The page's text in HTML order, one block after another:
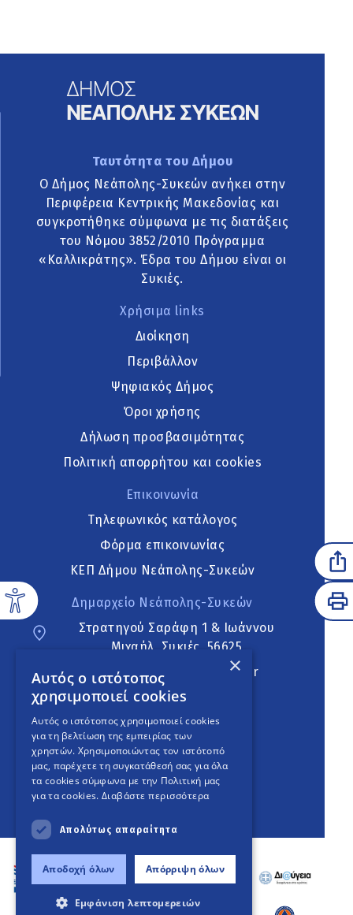
Ταυτότητα του Δήμου
Ο Δήμος Νεάπολης-Συκεών ανήκει στην
Περιφέρεια Κεντρικής Μακεδονίας και
συγκροτήθηκε σύμφωνα με τις διατάξεις
του Νόμου 3852/2010 Πρόγραμμα
«Καλλικράτης». Έδρα του Δήμου είναι οι
Συκιές.
Χρήσιμα links
Διοίκηση
Περιβάλλον
Ψηφιακός Δήμος
Όροι χρήσης
Δήλωση προσβασιμότητας
Πολιτική απορρήτου και cookies
Επικοινωνία
Τηλεφωνικός κατάλογος
Φόρμα επικοινωνίας
ΚΕΠ Δήμου Νεάπολης-Συκεών
Δημαρχείο Νεάπολης-Συκεών
Στρατηγού Σαράφη 1 & Ιωάννου
Μιχαήλ, Συκιές, 56625
neapoli.sykies@ddt.gov.gr
Ακολουθήστε
English Version
An project
×
Αυτός ο ιστότοπος
χρησιμοποιεί cookies
Αυτός ο ιστότοπος χρησιμοποιεί cookies
για τη βελτίωση της εμπειρίας των
χρηστών. Χρησιμοποιώντας τον ιστότοπό
μας, παρέχετε τη συγκατάθεσή σας για όλα
τα cookies σύμφωνα με την Πολιτική μας
για τα cookies. Διαβάστε περισσότερα
Απολύτως απαραίτητα
Αποδοχή όλων Απόρριψη όλων
Εμφάνιση λεπτομερειών